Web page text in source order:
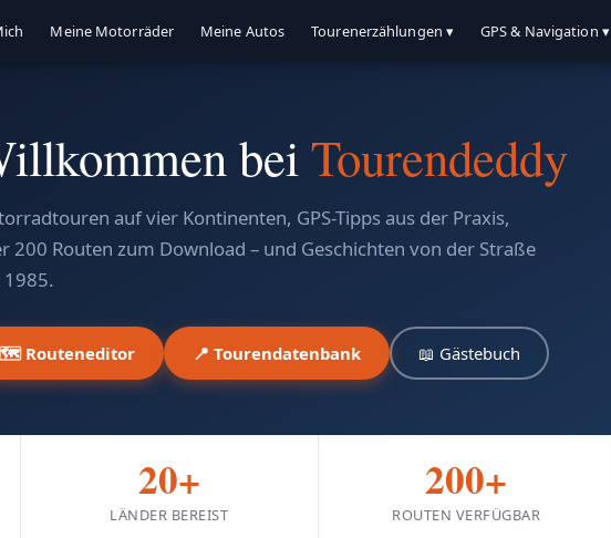
Meine Motorräder Meine Autos Tourenerzählungen ▾ GPS & Navigation ▾
beiTourendeddy
auf vier Kontinenten, GPS-Tipps aus der Praxis,
200 Routen zum Download – und Geschichten von der Straße
1985.
🗺️ Routeneditor 📍 Tourendatenbank 📖 Gästebuch
20+
LÄNDER BEREIST
200+
ROUTEN VERFÜGBAR